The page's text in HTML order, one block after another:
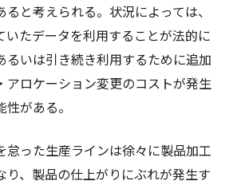
と考えられる。状況によっては、
いたデータを利用することが法的に
るいは引き続き利用するために追加
アロケーション変更のコストが発生
がある。
怠った生産ラインは徐々に製品加工
り、製品の仕上がりにぶれが発生す